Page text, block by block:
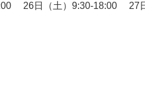
26日（土）9:30-18:00 27